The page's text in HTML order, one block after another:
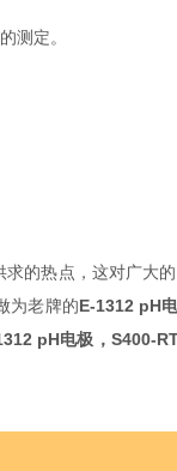
测定。
求的热点， 这对广大的
为老牌的E-1312 pH
pH电极 ， S400-